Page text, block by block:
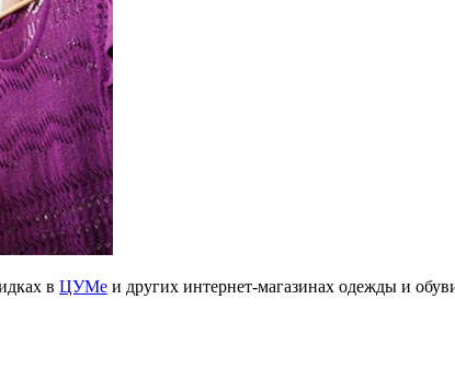
в ЦУМе и других интернет-магазинах одежды и